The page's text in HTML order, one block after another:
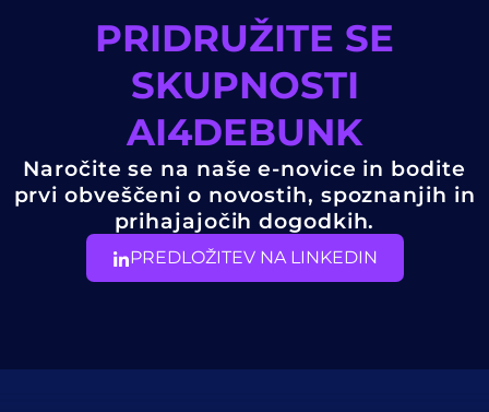
PRIDRUŽITE SE
SKUPNOSTI
AI4DEBUNK
Naročite se na naše e-novice in bodite
prvi obveščeni o novostih, spoznanjih in
prihajajočih dogodkih.
PREDLOŽITEV NA LINKEDIN